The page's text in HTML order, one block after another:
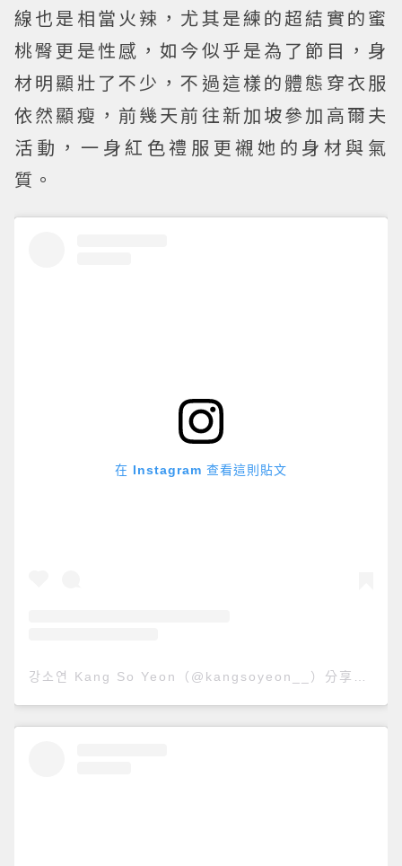
線也是相當火辣，尤其是練的超結實的蜜
桃臀更是性感，如今似乎是為了節目，身
材明顯壯了不少，不過這樣的體態穿衣服
依然顯瘦，前幾天前往新加坡參加高爾夫
活動，一身紅色禮服更襯她的身材與氣
質。
在 Instagram 查看這則貼文
강소연 Kang So Yeon（@kangsoyeon__）分享的貼文